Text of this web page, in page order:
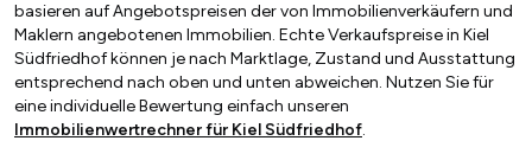
basieren auf Angebotspreisen der von Immobilienverkäufern und
Maklern angebotenen Immobilien. Echte Verkaufspreise in Kiel
Südfriedhof können je nach Marktlage, Zustand und Ausstattung
entsprechend nach oben und unten abweichen. Nutzen Sie für
eine individuelle Bewertung einfach unseren
Immobilienwertrechner für Kiel Südfriedhof.